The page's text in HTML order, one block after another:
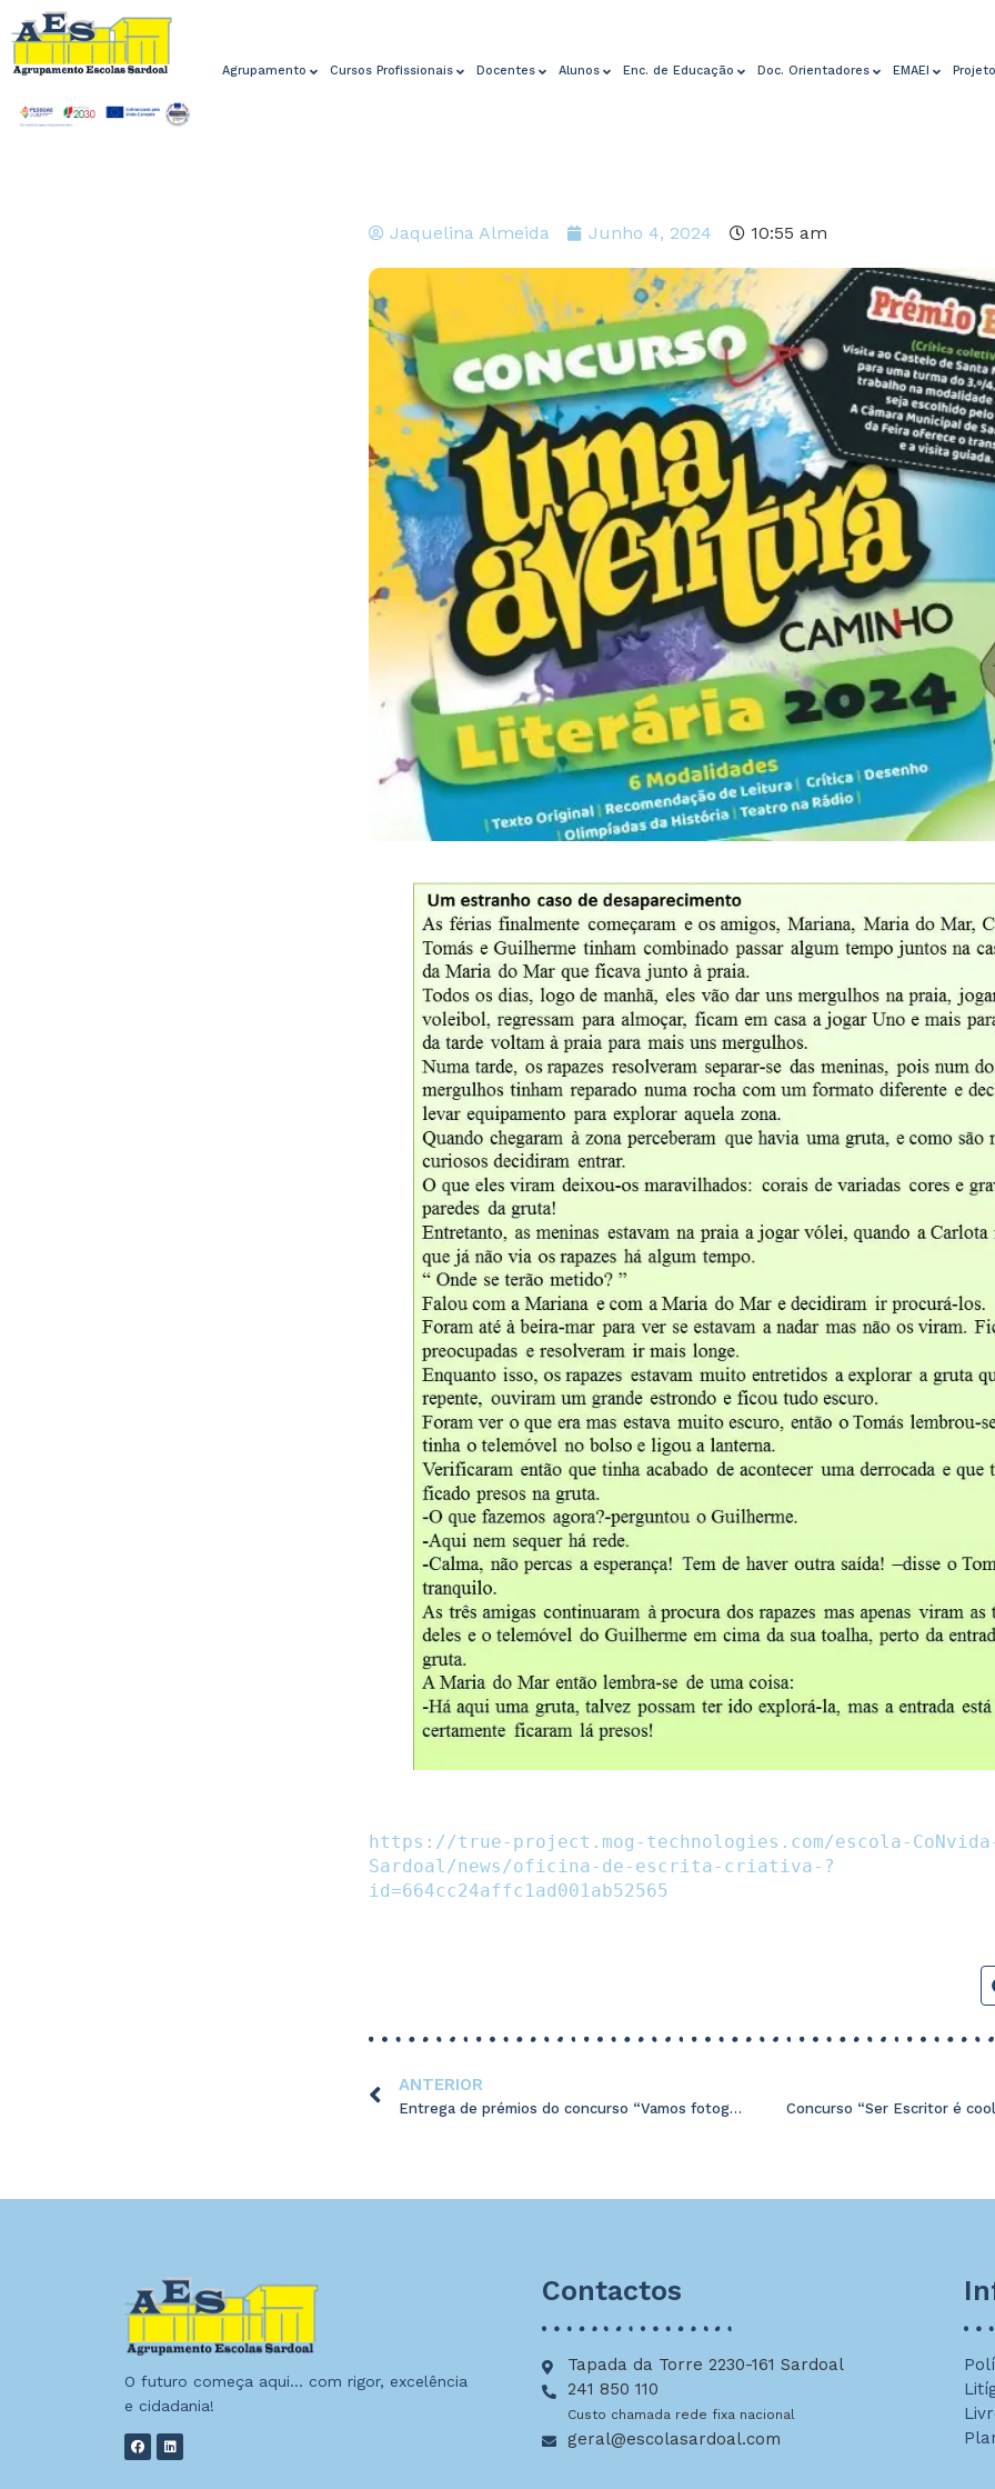
Agrupamento Cursos Profissionais Docentes Alunos Enc. de Educação Doc. Orientadores EMAEI
Jaquelina Almeida Junho 4, 2024 10:55 am
https://true-project.mog-technologies.com/escola-
Sardoal/news/oficina-de-escrita-criativa-?
id=664cc24affc1ad001ab52565
ANTERIOR
Entrega de prémios do concurso “Vamos fotografar o nosso património arquitetónico” Concurso “Ser Escritor é
O futuro começa aqui… com rigor, excelência
e cidadania!
Contactos
Tapada da Torre 2230-161 Sardoal
241 850 110
Custo chamada rede fixa nacional
geral@escolasardoal.com